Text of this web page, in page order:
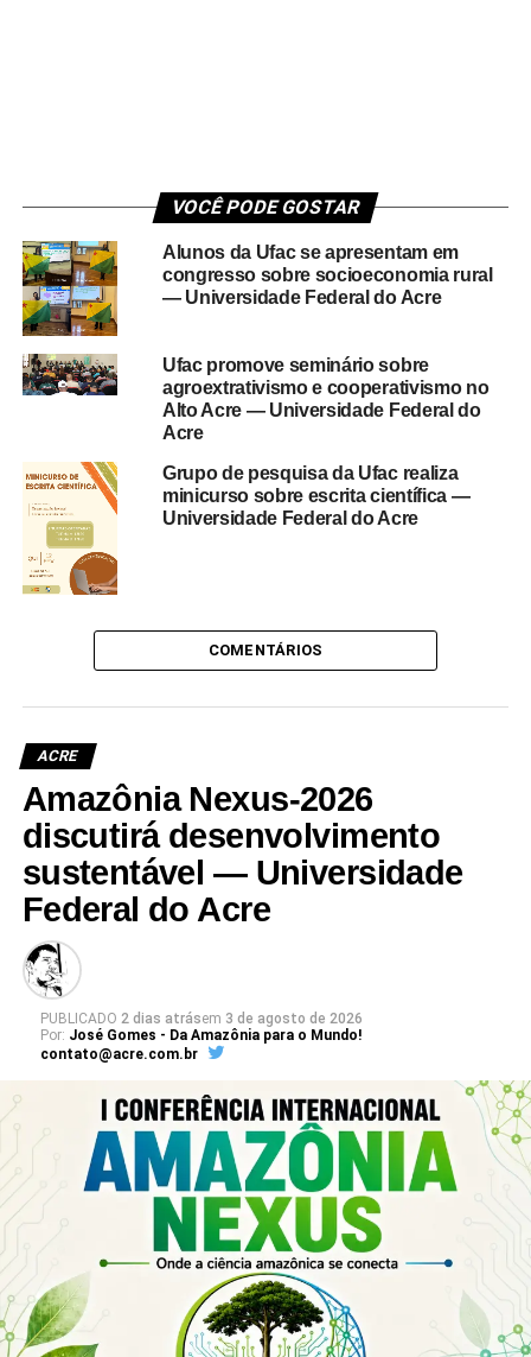
VOCÊ PODE GOSTAR
Alunos da Ufac se apresentam em
congresso sobre socioeconomia rural
— Universidade Federal do Acre
Ufac promove seminário sobre
agroextrativismo e cooperativismo no
Alto Acre — Universidade Federal do
Acre
Grupo de pesquisa da Ufac realiza
minicurso sobre escrita científica —
Universidade Federal do Acre
COMENTÁRIOS
ACRE
Amazônia Nexus-2026
discutirá desenvolvimento
sustentável — Universidade
Federal do Acre
PUBLICADO 2 dias atrásem 3 de agosto de 2026
Por: José Gomes - Da Amazônia para o Mundo!
contato@acre.com.br